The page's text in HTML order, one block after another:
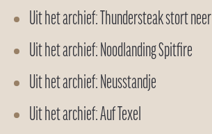
Uit het archief: Thundersteak stort neer
Uit het archief: Noodlanding Spitfire
Uit het archief: Neusstandje
Uit het archief: Auf Texel